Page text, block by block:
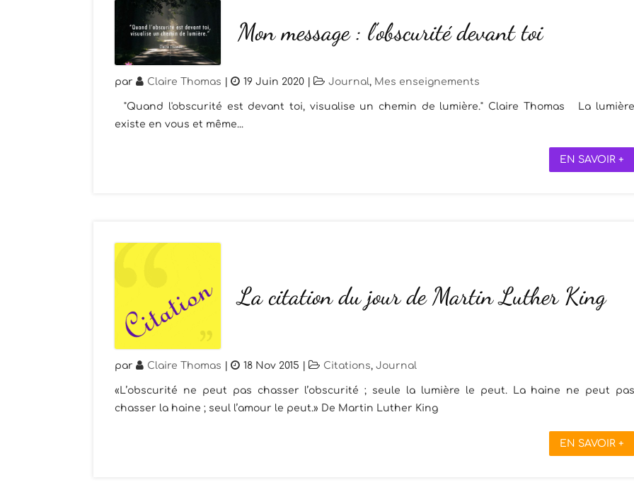
Mon message : l’obscurité devant toi
par Claire Thomas 19 Juin 2020 Journal, Mes enseignements
"Quand l'obscurité est devant toi, visualise un chemin de lumière." Claire Thomas La
existe en vous et même...
EN SAVOIR +
La citation du jour de Martin Luther King
par Claire Thomas 18 Nov 2015 Citations, Journal
«L’obscurité ne peut pas chasser l’obscurité ; seule la lumière le peut. La haine ne peut
chasser la haine ; seul l’amour le peut.» De Martin Luther King
EN SAVOIR +